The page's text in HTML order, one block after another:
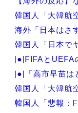
韓国人「大韓航
海外「日本はさ
韓国人「日本で
|●|FIFAとUEFA
|●|「高市早苗は
韓国人「大韓航
韓国人「悲報：